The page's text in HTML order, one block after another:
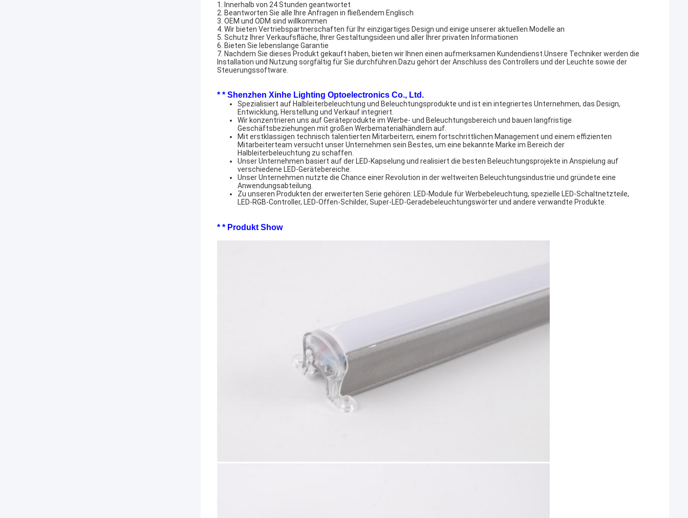
1. Innerhalb von 24 Stunden geantwortet
2. Beantworten Sie alle Ihre Anfragen in fließendem Englisch
3. OEM und ODM sind willkommen
4. Wir bieten Vertriebspartnerschaften für Ihr einzigartiges Design und einige unserer aktuellen Modelle an
5. Schutz Ihrer Verkaufsfläche, Ihrer Gestaltungsideen und aller Ihrer privaten Informationen
6. Bieten Sie lebenslange Garantie
7. Nachdem Sie dieses Produkt gekauft haben, bieten wir Ihnen einen aufmerksamen Kundendienst.Unsere Techniker werden die
Installation und Nutzung sorgfältig für Sie durchführen.Dazu gehört der Anschluss des Controllers und der Leuchte sowie der
Steuerungssoftware.
* * Shenzhen Xinhe Lighting Optoelectronics Co., Ltd.
Spezialisiert auf Halbleiterbeleuchtung und Beleuchtungsprodukte und ist ein integriertes Unternehmen, das Design,
Entwicklung, Herstellung und Verkauf integriert.
Wir konzentrieren uns auf Geräteprodukte im Werbe- und Beleuchtungsbereich und bauen langfristige
Geschäftsbeziehungen mit großen Werbematerialhändlern auf.
Mit erstklassigen technisch talentierten Mitarbeitern, einem fortschrittlichen Management und einem effizienten
Mitarbeiterteam versucht unser Unternehmen sein Bestes, um eine bekannte Marke im Bereich der
Halbleiterbeleuchtung zu schaffen.
Unser Unternehmen basiert auf der LED-Kapselung und realisiert die besten Beleuchtungsprojekte in Anspielung auf
verschiedene LED-Gerätebereiche.
Unser Unternehmen nutzte die Chance einer Revolution in der weltweiten Beleuchtungsindustrie und gründete eine
Anwendungsabteilung.
Zu unseren Produkten der erweiterten Serie gehören: LED-Module für Werbebeleuchtung, spezielle LED-Schaltnetzteile,
LED-RGB-Controller, LED-Offen-Schilder, Super-LED-Geradebeleuchtungswörter und andere verwandte Produkte.
* * Produkt Show